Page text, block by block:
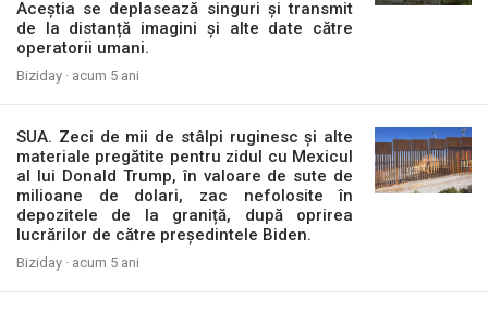
Aceștia se deplasează singuri și transmit
de la distanță imagini și alte date către
operatorii umani.
Biziday · acum 5 ani
SUA. Zeci de mii de stâlpi ruginesc și alte
materiale pregătite pentru zidul cu Mexicul
al lui Donald Trump, în valoare de sute de
milioane de dolari, zac nefolosite în
depozitele de la graniță, după oprirea
lucrărilor de către președintele Biden.
Biziday · acum 5 ani